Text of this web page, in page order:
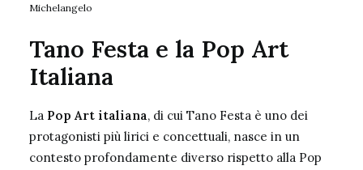
Michelangelo
Tano Festa e la Pop Art
Italiana
La Pop Art italiana, di cui Tano Festa è uno dei
protagonisti più lirici e concettuali, nasce in un
contesto profondamente diverso rispetto alla Pop